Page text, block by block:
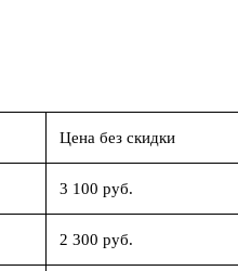
Цена без скидки
3 100 руб.
2 300 руб.